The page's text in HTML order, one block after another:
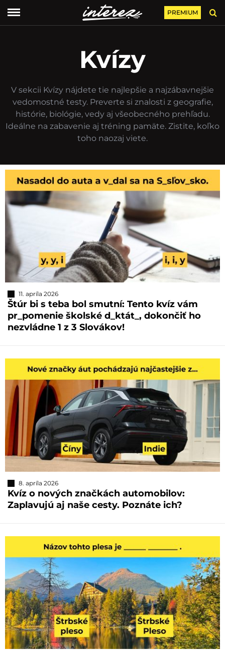
PREMIUM
Kvízy
V sekcii Kvízy nájdete tie najlepšie a najzábavnejšie
vedomostné testy. Preverte si znalosti z geografie,
histórie, biológie, vedy aj všeobecného prehľadu.
Ideálne na zabavenie aj tréning pamäte. Zistite, koľko
toho naozaj viete.
11. apríla 2026
Štúr bi s teba bol smutní: Tento kvíz vám
pr_pomenie školské d_ktát_, dokončiť ho
nezvládne 1 z 3 Slovákov!
8. apríla 2026
Kvíz o nových značkách automobilov:
Zaplavujú aj naše cesty. Poznáte ich?